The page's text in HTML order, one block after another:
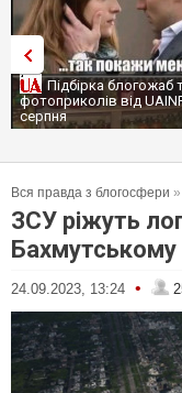
Підбірка блогожаб
фотоприколів від
серпня
Вся правда з блогосфери »
ЗСУ ріжуть
24.09.2023, 13:24 •